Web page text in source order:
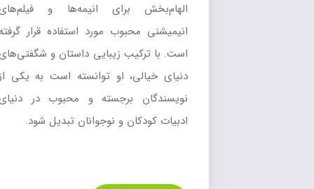
الهام‌بخش براي انيمه‌ها و فيلم‌هاي
انيميشني محبوب مورد استفاده قرار گرفته
است. با ترکيب زيبايي داستان و شگفتي‌هاي
دنياي خيالي، او توانسته است به يکي از
نويسندگان برجسته و محبوب در دنياي
ادبيات کودکان و نوجوانان تبديل شود.